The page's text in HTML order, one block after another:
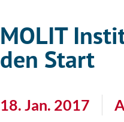
MOLIT
den Start
18. Jan. 2017